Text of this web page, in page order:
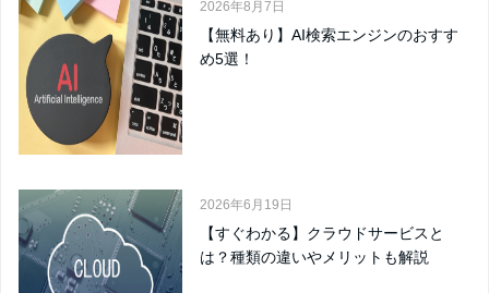
2026年8月7日
【無料あり】AI検索エンジンのおすす
め5選！
2026年6月19日
【すぐわかる】クラウドサービスと
は？種類の違いやメリットも解説